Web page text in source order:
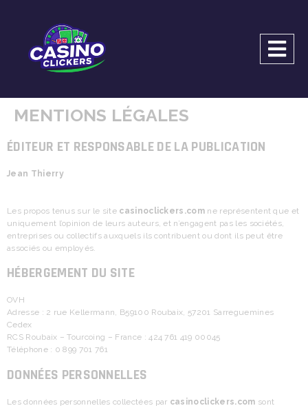
MENTIONS LÉGALES
ÉDITEUR ET RESPONSABLE DE LA PUBLICATION
Jean Thierry
Les propos tenus sur le site casinoclickers.com ne représentent que et
uniquement l’opinion de leurs auteurs, et n’engagent pas les sociétés,
entreprises ou collectifs auxquels ils contribuent ou dont ils peut être
associés ou employés.
HÉBERGEMENT DU SITE
OVH
Adresse : 2 rue Kellermann, B59100 Roubaix, 57201 Sarreguemines
Cedex
RCS Roubaix – Tourcoing – France : 424 761 419 00045
Téléphone : 0 899 701 761
DONNÉES PERSONNELLES
Les données personnelles collectées par casinoclickers.com sont